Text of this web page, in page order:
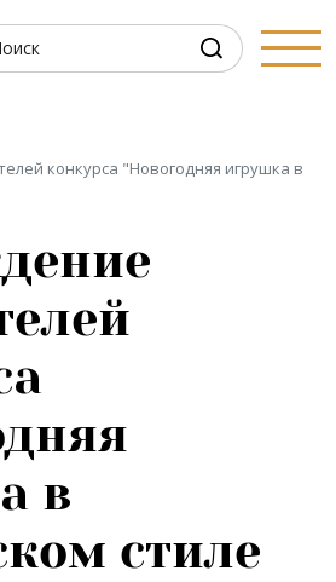
конкурса "Новогодняя игрушка в
в
стиле